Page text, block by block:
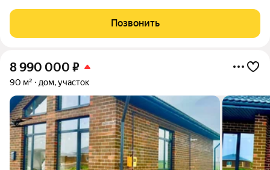
районе у Саралинского участка Волжско-Камского
заповедника. Здесь место на свежем
Позвонить
8 990 000 ₽
90 м² дом, участок